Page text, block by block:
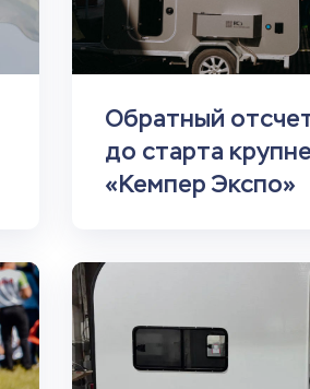
Обратный
до старта
«Кемпер Экспо»